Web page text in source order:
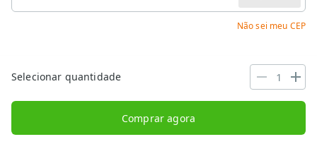
Não sei meu CEP
Selecionar quantidade
Comprar agora